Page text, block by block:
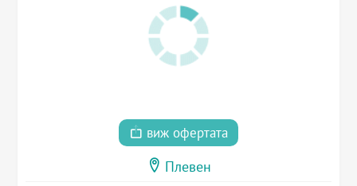
виж офертата
Плевен